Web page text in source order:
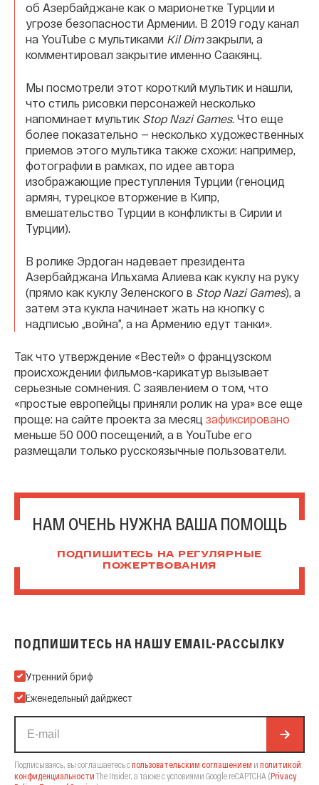
об Азербайджане как о марионетке Турции и
угрозе безопасности Армении. В 2019 году канал
на YouTube с мультиками Kil Dimзакрыли, а
комментировал закрытие именно Саакянц.
Мы посмотрели этот короткий мультик и нашли,
что стиль рисовки персонажей несколько
напоминает мультик Stop Nazi Games. Что еще
более показательно — несколько художественных
приемов этого мультика также схожи: например,
фотографии в рамках, по идее автора
изображающие преступления Турции (геноцид
армян, турецкое вторжение в Кипр,
вмешательство Турции в конфликты в Сирии и
Турции).
В ролике Эрдоган надевает президента
Азербайджана Ильхама Алиева как куклу на руку
(прямо как куклу Зеленского в Stop Nazi Games), а
затем эта кукла начинает жать на кнопку с
надписью „война”, а на Армению едут танки».
Так что утверждение «Вестей» о французском
происхождении фильмов-карикатур вызывает
серьезные сомнения. С заявлением о том, что
«простые европейцы приняли ролик на ура» все еще
проще: на сайте проекта за месяц зафиксировано
меньше 50 000 посещений, а в YouTube его
размещали только русскоязычные пользователи.
НАМ ОЧЕНЬ НУЖНА ВАША ПОМОЩЬ
ПОДПИШИТЕСЬ НА РЕГУЛЯРНЫЕ
ПОЖЕРТВОВАНИЯ
ПОДПИШИТЕСЬ НА НАШУ EMAIL-РАССЫЛКУ
Подпишитесь на нашу Email-рассылку
Утренний бриф
Еженедельный дайджест
Подписываясь, вы соглашаетесь спользовательским соглашением и политикой
конфиденциальности The Insider, а также с условиями Google reCAPTCHA (Privacy